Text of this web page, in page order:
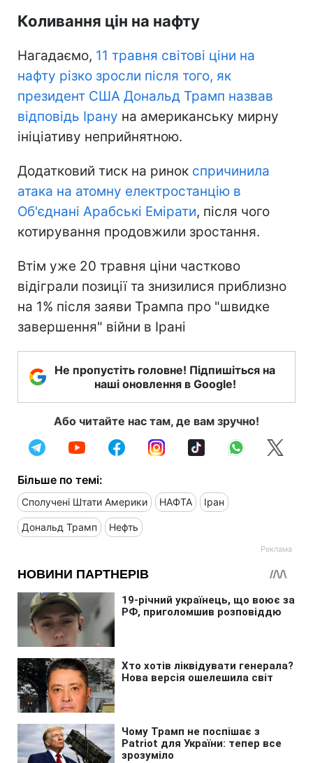
Коливання цін на нафту
Нагадаємо, 11 травня світові ціни на
нафту різко зросли після того, як
президент США Дональд Трамп назвав
відповідь Ірану на американську мирну
ініціативу неприйнятною.
Додатковий тиск на ринок спричинила
атака на атомну електростанцію в
Об'єднані Арабські Емірати, після чого
котирування продовжили зростання.
Втім уже 20 травня ціни частково
відіграли позиції та знизилися приблизно
на 1% після заяви Трампа про "швидке
завершення" війни в Ірані
Не пропустіть головне! Підпишіться на
наші оновлення в Google!
Або читайте нас там, де вам зручно!
Більше по темі:
Сполучені Штати Америки НАФТА Іран
Дональд Трамп Нефть